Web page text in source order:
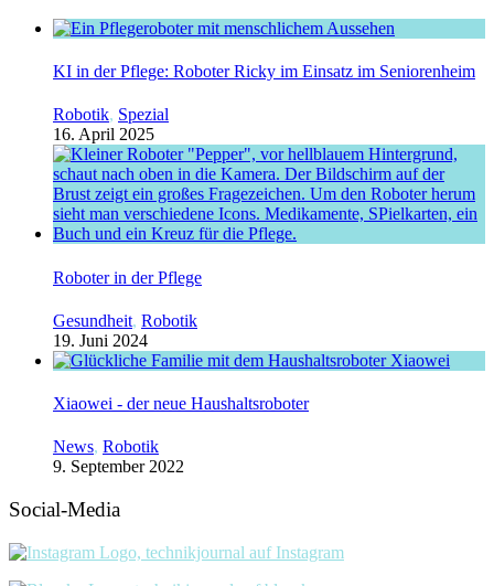
KI in der Pflege: Roboter Ricky im Einsatz im Seniorenheim
Robotik, Spezial
16. April 2025
Roboter in der Pflege
Gesundheit, Robotik
19. Juni 2024
Xiaowei - der neue Haushaltsroboter
News, Robotik
9. September 2022
Social-Media